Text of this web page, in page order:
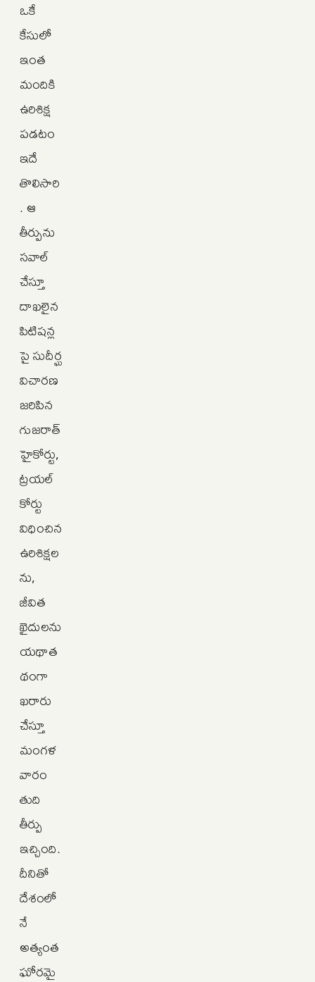
ఒకే
కేసులో
ఇంత
మందికి
ఉరిశిక్ష
పడటం
ఇదే
తొలిసారి
. ఆ
తీర్పును
సవాల్
చేస్తూ
దాఖలైన
పిటిషన్ల
పై సుదీర్ఘ
విచారణ
జరిపిన
గుజరాత్
హైకోర్టు,
ట్రయల్
కోర్టు
విధించిన
ఉరిశిక్షల
ను,
జీవిత
ఖైదులను
యథాత
థంగా
ఖరారు
చేస్తూ
మంగళ
వారం
తుది
తీర్పు
ఇచ్చింది.
దీనితో
దేశంలో
నే
అత్యంత
ఘోరమై